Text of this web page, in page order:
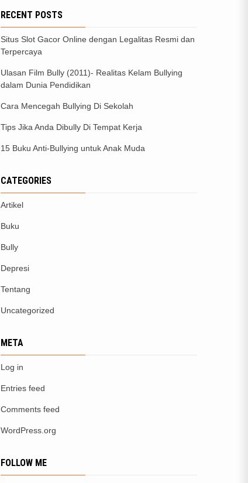
RECENT POSTS
Situs Slot Gacor Online dengan Legalitas Resmi dan
Terpercaya
Ulasan Film Bully (2011)- Realitas Kelam Bullying
dalam Dunia Pendidikan
Cara Mencegah Bullying Di Sekolah
Tips Jika Anda Dibully Di Tempat Kerja
15 Buku Anti-Bullying untuk Anak Muda
CATEGORIES
Artikel
Buku
Bully
Depresi
Tentang
Uncategorized
META
Log in
Entries feed
Comments feed
WordPress.org
FOLLOW ME